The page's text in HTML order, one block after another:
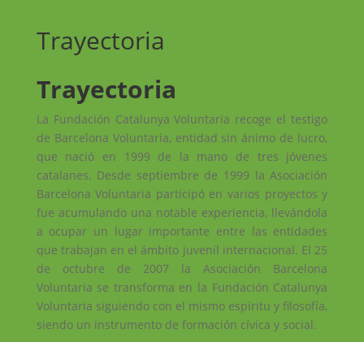
Trayectoria
Trayectoria
La Fundación Catalunya Voluntaria recoge el testigo
de Barcelona Voluntaria, entidad sin ánimo de lucro,
que nació en 1999 de la mano de tres jóvenes
catalanes. Desde septiembre de 1999 la Asociación
Barcelona Voluntaria participó en varios proyectos y
fue acumulando una notable experiencia, llevándola
a ocupar un lugar importante entre las entidades
que trabajan en el ámbito juvenil internacional. El 25
de octubre de 2007 la Asociación Barcelona
Voluntaria se transforma en la Fundación Catalunya
Voluntaria siguiendo con el mismo espíritu y filosofía,
siendo un instrumento de formación cívica y social.